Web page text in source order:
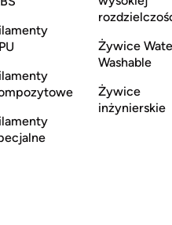
Żywice
Washable
Żywice
inżynierskie